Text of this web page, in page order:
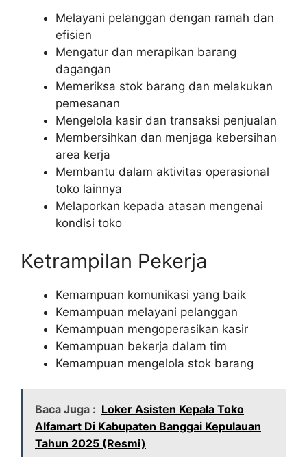
Melayani pelanggan dengan ramah dan
efisien
Mengatur dan merapikan barang
dagangan
Memeriksa stok barang dan melakukan
pemesanan
Mengelola kasir dan transaksi penjualan
Membersihkan dan menjaga kebersihan
area kerja
Membantu dalam aktivitas operasional
toko lainnya
Melaporkan kepada atasan mengenai
kondisi toko
Ketrampilan Pekerja
Kemampuan komunikasi yang baik
Kemampuan melayani pelanggan
Kemampuan mengoperasikan kasir
Kemampuan bekerja dalam tim
Kemampuan mengelola stok barang
Baca Juga : Loker Asisten Kepala Toko
Alfamart Di Kabupaten Banggai Kepulauan
Tahun 2025 (Resmi)